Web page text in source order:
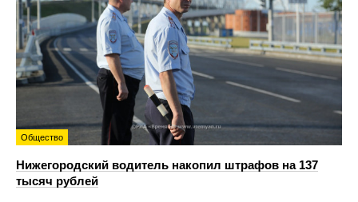
Общество
Нижегородский водитель накопил штрафов на 137
тысяч рублей